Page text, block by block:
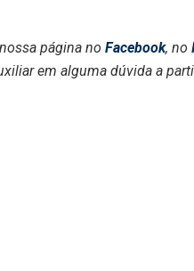
página no Facebook, no
em alguma dúvida a